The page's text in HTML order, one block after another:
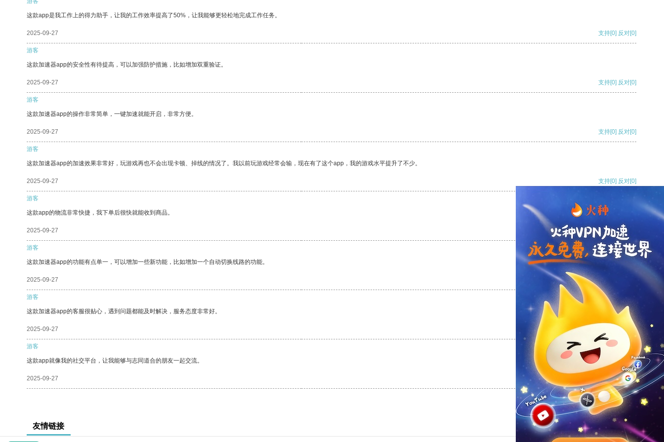
这款app是我工作上的得力助手，让我的工作效率提高了50%，让我能够更轻松地完成工作任务。
2025-09-27 支持[0] 反对[0]
游客
这款加速器app的安全性有待提高，可以加强防护措施，比如增加双重验证。
2025-09-27 支持[0] 反对[0]
游客
这款加速器app的操作非常简单，一键加速就能开启，非常方便。
2025-09-27 支持[0] 反对[0]
游客
这款加速器app的加速效果非常好，玩游戏再也不会出现卡顿、掉线的情况了。我以前玩游戏经常会输，现在有了这个app，我的游戏水平提升了不少。
2025-09-27 支持[0] 反对[0]
游客
这款app的物流非常快捷，我下单后很快就能收到商品。
2025-09-27 支持[0] 反对
游客
这款加速器app的功能有点单一，可以增加一些新功能，比如增加一个自动切换线路的功能。
2025-09-27 支持
游客
这款加速器app的客服很贴心，遇到问题都能及时解决，服务态度非常好。
2025-09-27 反对 [0]
游客
这款app就像我的社交平台，让我能够与志同道合的朋友一起交流。
2025-09-27 支持[0] 反对[0]
友情链接